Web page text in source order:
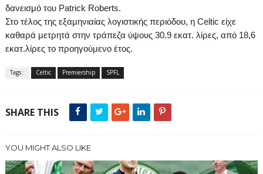
δανεισμό του Patrick Roberts.
Στο τέλος της εξαμηνιαίας λογιστικής περιόδου, η Celtic είχε
καθαρά μετρητά στην τράπεζα ύψους 30.9 εκατ. λίρες, από 18,6
εκατ.λίρες το προηγούμενο έτος.
Tags : Celtic Premiership SPFL
SHARE THIS
YOU MIGHT ALSO LIKE